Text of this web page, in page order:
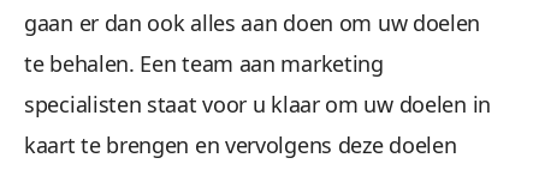
gaan er dan ook alles aan doen om uw doelen
te behalen. Een team aan marketing
specialisten staat voor u klaar om uw doelen in
kaart te brengen en vervolgens deze doelen